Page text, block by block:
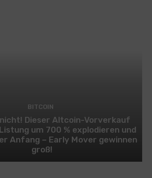
BITCOIN
Dieser Altcoin-Vorverkauf
um 700 % explodieren und
Anfang – Early Mover gewinnen
groß!